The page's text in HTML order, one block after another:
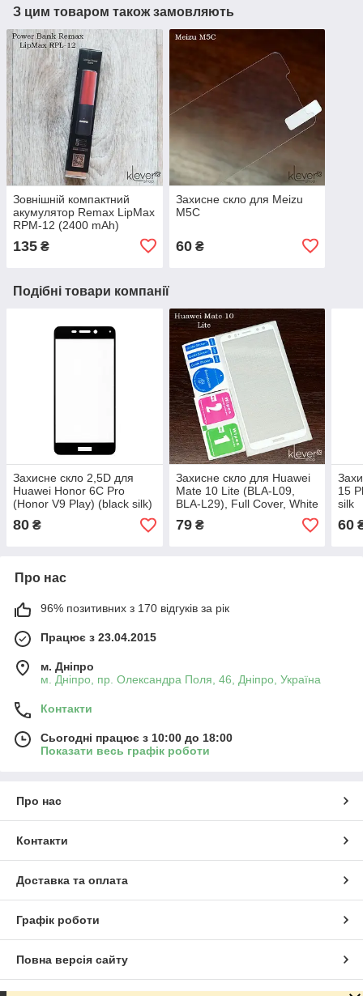
З цим товаром також замовляють
Зовнішній компактний
акумулятор Remax LipMax
RPM-12 (2400 mAh)
135 ₴
Захисне скло для Meizu
M5C
60₴
Подібні товари компанії
Захисне скло 2,5D для
Huawei Honor 6С Pro
(Honor V9 Play) (black silk)
80 ₴
Захисне скло для Huawei
Mate 10 Lite (BLA-L09,
BLA-L29), Full Cover, White
silk
79₴
15
silk
60
Про нас
96% позитивних з 170 відгуків за рік
Працює з 23.04.2015
м. Дніпро
м. Дніпро, пр. Олександра Поля, 46, Дніпро, Україна
Контакти
Сьогодні працює з 10:00 до 18:00
Показати весь графік роботи
Про нас
Контакти
Доставка та оплата
Графік роботи
Повна версія сайту